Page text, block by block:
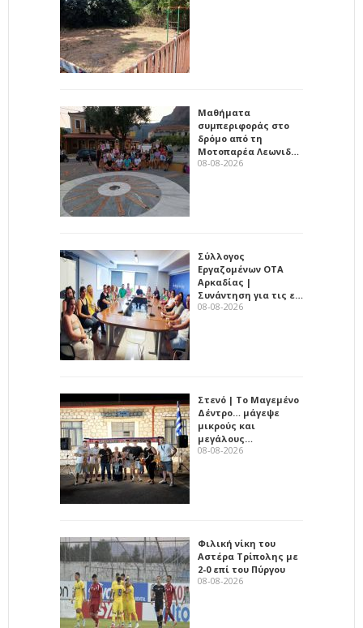
Μαθήματα
συμπεριφοράς στο
δρόμο από τη
Μοτοπαρέα Λεωνιδ…
08-08-2026
Σύλλογος
Εργαζομένων ΟΤΑ
Αρκαδίας |
Συνάντηση για τις ε…
08-08-2026
Στενό | Το Μαγεμένο
Δέντρο… μάγεψε
μικρούς και
μεγάλους…
08-08-2026
Φιλική νίκη του
Αστέρα Τρίπολης με
2-0 επί του Πύργου
08-08-2026